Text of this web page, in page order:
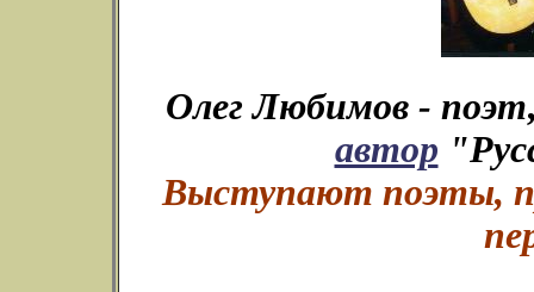
Олег Любимов -
автор
Выступают поэты,